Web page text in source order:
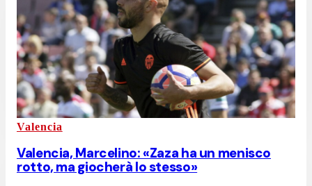
Valencia
Valencia, Marcelino: «Zaza ha un menisco
rotto, ma giocherà lo stesso»